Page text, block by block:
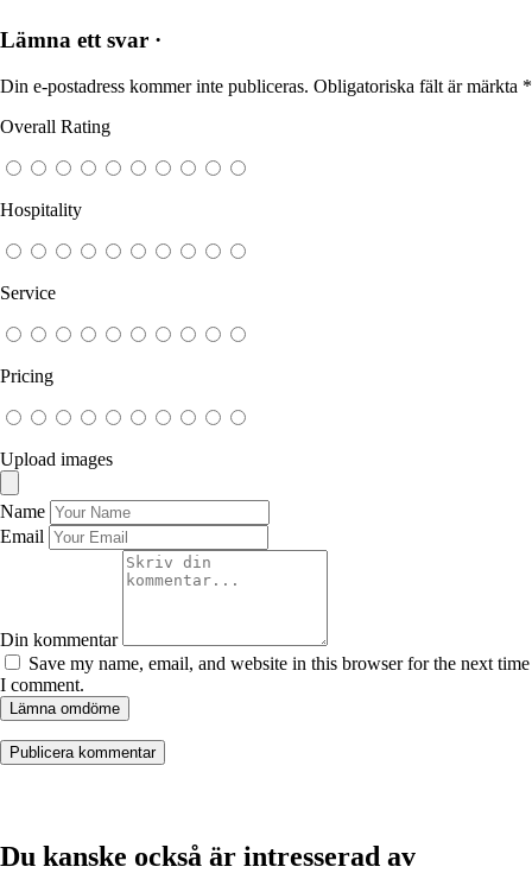
Lämna ett svar ·
Din e-postadress kommer inte publiceras. Obligatoriska fält är märkta *
Overall Rating
Hospitality
Service
Pricing
Upload images
Name
Email
Din kommentar
Save my name, email, and website in this browser for the next time
I comment.
Lämna omdöme
Du kanske också är intresserad av